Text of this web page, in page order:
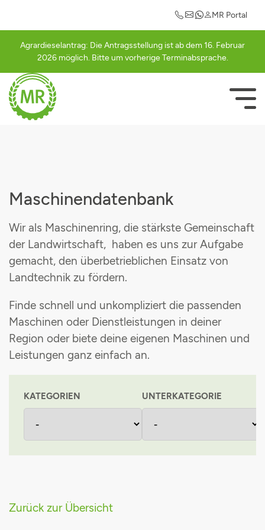
MR Portal
Agrardieselantrag: Die Antragsstellung ist ab dem 16. Februar
2026 möglich. Bitte um vorherige Terminabsprache.
Maschinendatenbank
Wir als Maschinenring, die stärkste Gemeinschaft
der Landwirtschaft, haben es uns zur Aufgabe
gemacht, den überbetrieblichen Einsatz von
Landtechnik zu fördern.
Finde schnell und unkompliziert die passenden
Maschinen oder Dienstleistungen in deiner
Region oder biete deine eigenen Maschinen und
Leistungen ganz einfach an.
KATEGORIEN UNTERKATEGORIE
Zurück zur Übersicht
Ansprechpartner
Abrechnungssätze
Mitglied werden
Agrarterminkalender
MR-Portal
Abrechnung
Ackerschlagkartei
Agrardieselantrag
Düngeberatung
Elektroprüfung
Maschinengemeinschaften
Maschinenvermittlung
Stromsteuerrückerstattung
Einkaufsvorteile
Güllegemeinschaft Cham
Güllegemeinschaft Schwarzachtal
Häckslergemeinschaft Cham
Cultanausbringgemeinschaft
Grasdurchsähgemeinschaft
Grünlandpflegegemeinschaft
Auto
Betriebsausstattung
Strom
Registrierung
Bestätigungsseite